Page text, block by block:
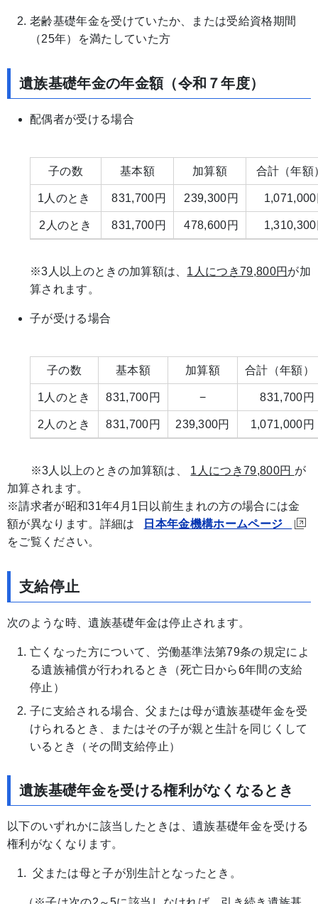
老齢基礎年金を受けていたか、または受給資格期間
（25年）を満たしていた方
遺族基礎年金の年金額（令和７年度）
配偶者が受ける場合
子の数 基本額 加算額 合計（年額
1人のとき 831,700円 239,300円
2人のとき 831,700円 478,600円
※3人以上のときの加算額は、 1人につき79,800円 が加
算されます。
子が受ける場合
子の数 基本額 加算額 合計（年額）
1人のとき 831,700円 − 831,700円
2人のとき 831,700円 239,300円 1,071,000円
※3人以上のときの加算額は、 1人につき79,800円 が
加算されます。
※請求者が昭和31年4月1日以前生まれの方の場合には金
額が異なります。詳細は
日本年金機構ホームページ
をご覧ください。
支給停止
次のような時、遺族基礎年金は停止されます。
亡くなった方について、労働基準法第79条の規定によ
る遺族補償が行われるとき（死亡日から6年間の支給
停止）
子に支給される場合、父または母が遺族基礎年金を受
けられるとき、またはその子が親と生計を同じくして
いるとき（その間支給停止）
遺族基礎年金を受ける権利がなくなるとき
以下のいずれかに該当したときは、遺族基礎年金を受ける
権利がなくなります。
父または母と子が別生計となったとき。